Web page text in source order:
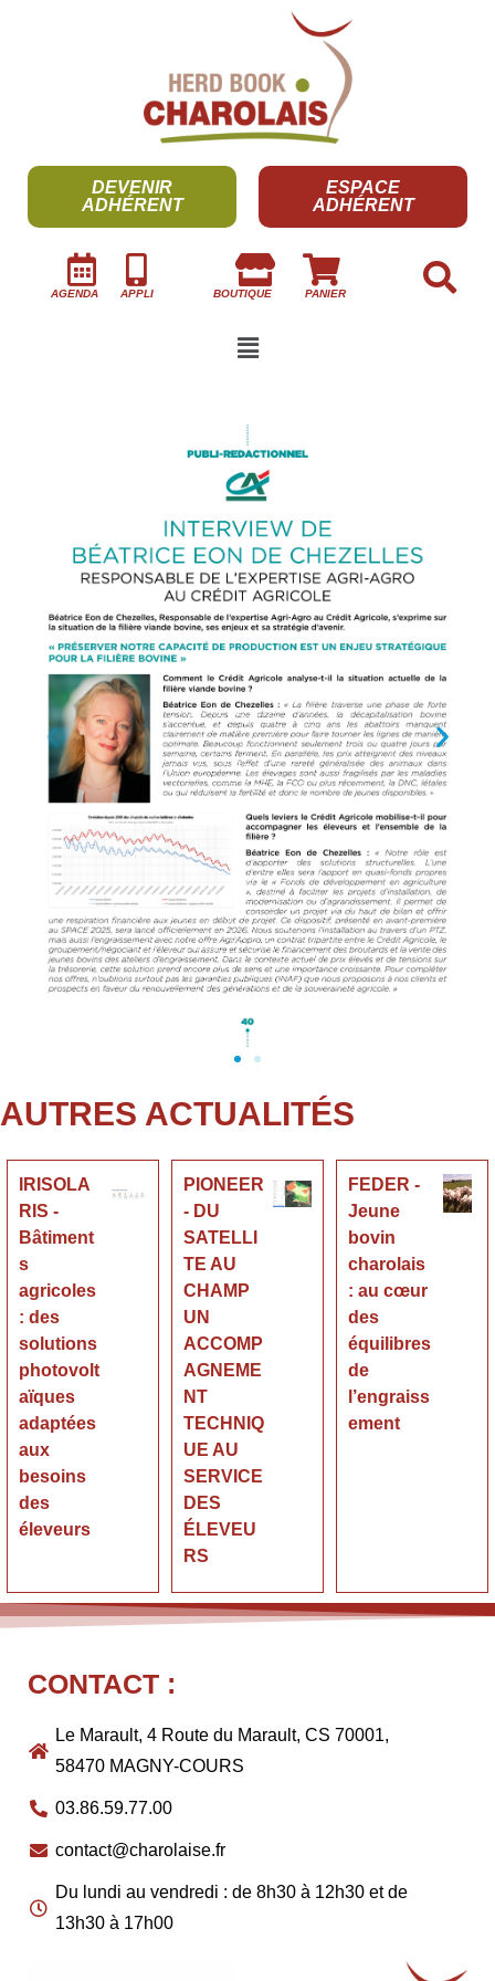
DEVENIR
ADHÉRENT
ESPACE
ADHÉRENT
AGENDA APPLI BOUTIQUE PANIER
AUTRES ACTUALITÉS
IRISOLA
RIS -
Bâtiment
s
agricoles
: des
solutions
photovolt
aïques
adaptées
aux
besoins
des
éleveurs
PIONEER
- DU
SATELLI
TE AU
CHAMP
UN
ACCOMP
AGNEME
NT
TECHNIQ
UE AU
SERVICE
DES
ÉLEVEU
RS
FEDER -
Jeune
bovin
charolais
: au cœur
des
équilibres
de
l’engraiss
ement
CONTACT :
Le Marault, 4 Route du Marault, CS 70001,
58470 MAGNY-COURS
03.86.59.77.00
contact@charolaise.fr
Du lundi au vendredi : de 8h30 à 12h30 et de
13h30 à 17h00